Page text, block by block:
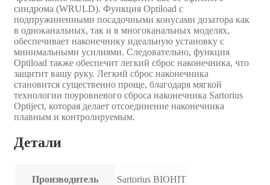
синдрома (WRULD). Функция Optiload с
подпружиненными посадочными конусами дозатора как
в одноканальных, так и в многоканальных моделях,
обеспечивает наконечнику идеальную установку с
минимальными усилиями. Следовательно, функция
Optiload также обеспечит легкий сброс наконечника, что
защитит вашу руку. Легкий сброс наконечника
становится существенно проще, благодаря мягкой
технологии поуровневого сброса наконечника Sartorius
Optiject, которая делает отсоединение наконечника
плавным и контролируемым.
Детали
Производитель Sartorius BIOHIT